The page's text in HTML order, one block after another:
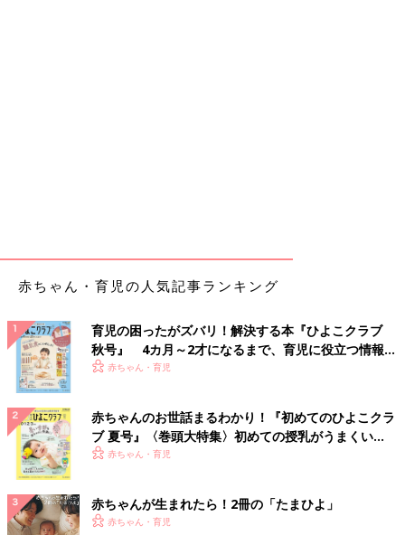
赤ちゃん・育児の人気記事ランキング
育児の困ったがズバリ！解決する本『ひよこクラブ
秋号』 4カ月～2才になるまで、育児に役立つ情報が
いっぱい！
赤ちゃん・育児
赤ちゃんのお世話まるわかり！『初めてのひよこクラ
ブ 夏号』〈巻頭大特集〉初めての授乳がうまくい
く！ おっぱい・ミルクの基本と夏のトラブル 解決テ
赤ちゃん・育児
赤ちゃんが生まれたら！2冊の「たまひよ」
赤ちゃん・育児